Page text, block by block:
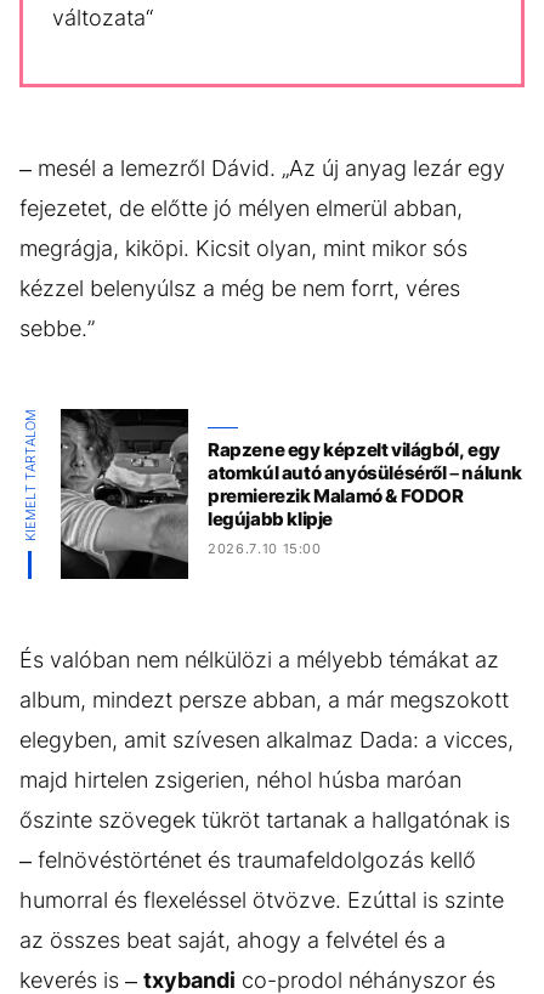
változata“
– mesél a lemezről Dávid. „Az új anyag lezár egy
fejezetet, de előtte jó mélyen elmerül abban,
megrágja, kiköpi. Kicsit olyan, mint mikor sós
kézzel belenyúlsz a még be nem forrt, véres
sebbe.”
KIEMELT TARTALOM
Rapzene egy képzelt világból, egy
atomkúl autó anyósüléséről – nálunk
premierezik Malamó & FODOR
legújabb klipje
2026.7.10 15:00
És valóban nem nélkülözi a mélyebb témákat az
album, mindezt persze abban, a már megszokott
elegyben, amit szívesen alkalmaz Dada: a vicces,
majd hirtelen zsigerien, néhol húsba maróan
őszinte szövegek tükröt tartanak a hallgatónak is
– felnövéstörténet és traumafeldolgozás kellő
humorral és flexeléssel ötvözve. Ezúttal is szinte
az összes beat saját, ahogy a felvétel és a
keverés is – txybandi co-prodol néhányszor és